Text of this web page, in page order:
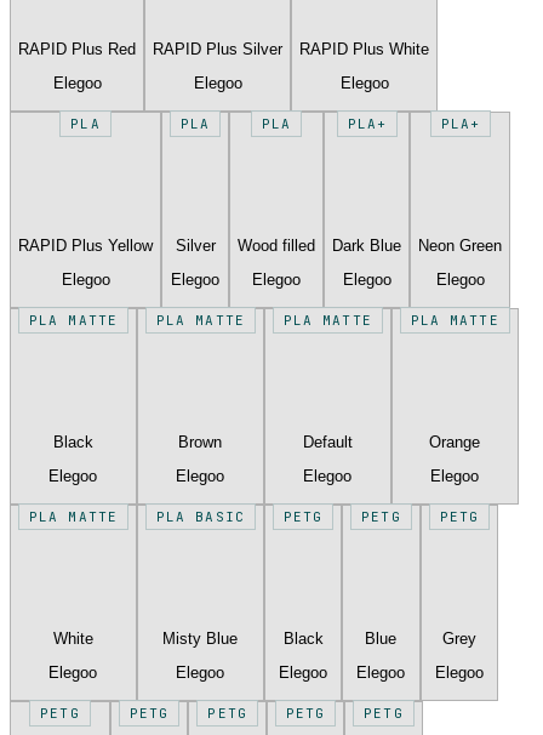
RAPID Plus Red
Elegoo
RAPID Plus Silver
Elegoo
RAPID Plus White
Elegoo
PLA
RAPID Plus Yellow
Elegoo
PLA
Silver
Elegoo
PLA
Wood filled
Elegoo
PLA+
Dark Blue
Elegoo
PLA+
Neon Green
Elegoo
PLA MATTE
Black
Elegoo
PLA MATTE
Brown
Elegoo
PLA MATTE
Default
Elegoo
PLA MATTE
Orange
Elegoo
PLA MATTE
White
Elegoo
PLA BASIC
Misty Blue
Elegoo
PETG
Black
Elegoo
PETG
Blue
Elegoo
PETG
Grey
Elegoo
PETG PETG PETG PETG PETG